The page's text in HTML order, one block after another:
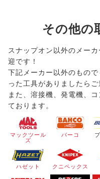
その他の
スナップオン以外のメー
迎です！
下記メーカー以外のもの
った工具がありましたらご
また、溶接機、発電機、
ております。
マックツール
ズ
バーコ
ハゼット クニペックス